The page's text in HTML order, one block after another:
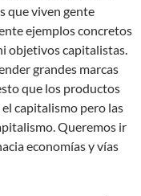
que viven gente
ejemplos concretos
objetivos capitalistas.
grandes marcas
que los productos
capitalismo pero las
Queremos ir
economías y vías